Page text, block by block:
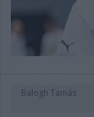
Balogh Tamás